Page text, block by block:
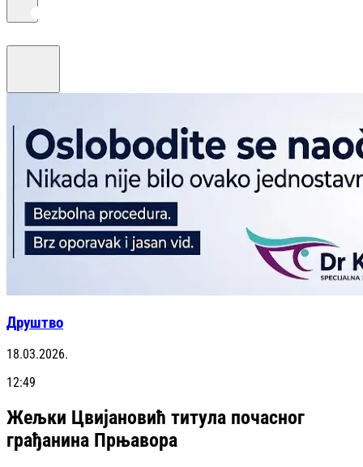
Друштво
18.03.2026.
12:49
Жељки Цвијановић титула почасног
грађанина Прњавора